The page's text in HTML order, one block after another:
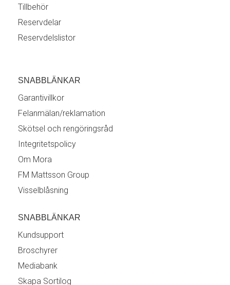
Tillbehör
Reservdelar
Reservdelslistor
SNABBLÄNKAR
Garantivillkor
Felanmälan/reklamation
Skötsel och rengöringsråd
Integritetspolicy
Om Mora
FM Mattsson Group
Visselblåsning
SNABBLÄNKAR
Kundsupport
Broschyrer
Mediabank
Skapa Sortilog